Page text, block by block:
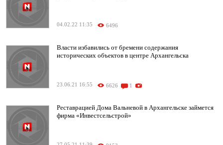
04.02.22 11:35 6496
Власти избавились от бремени содержания
исторических объектов в центре Архангельска
23.06.21 16:55 6626 1
Реставрацией Дома Вальневой в Архангельске займется
фирма «Инвестсельстрой»